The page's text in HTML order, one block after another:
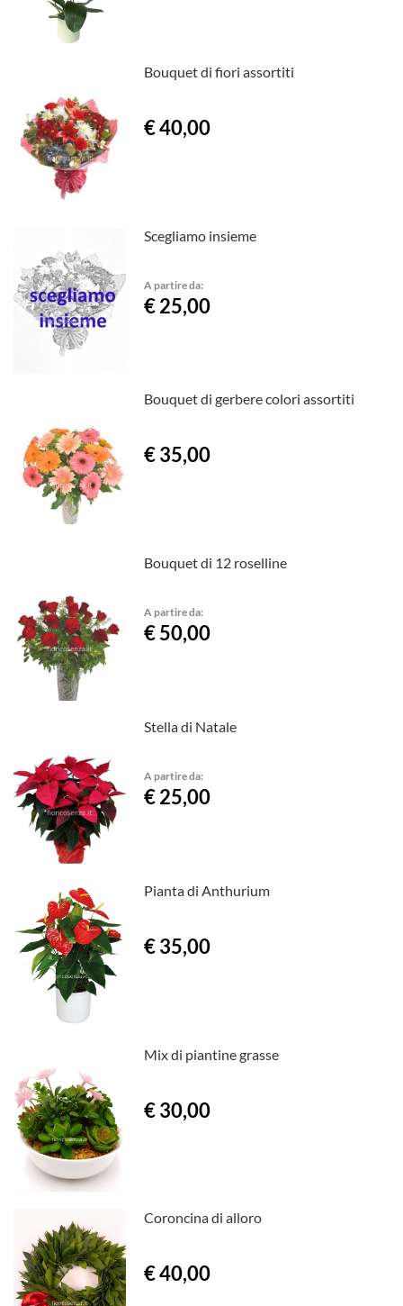
Bouquet di fiori assortiti
€ 40,00
Scegliamo insieme
A partire da:
€ 25,00
Bouquet di gerbere colori assortiti
€ 35,00
Bouquet di 12 roselline
A partire da:
€ 50,00
Stella di Natale
A partire da:
€ 25,00
Pianta di Anthurium
€ 35,00
Mix di piantine grasse
€ 30,00
Coroncina di alloro
€ 40,00